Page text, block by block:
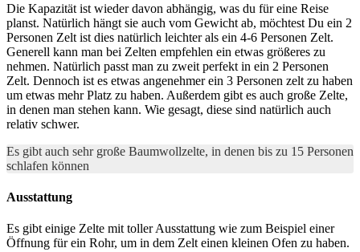
Die Kapazität ist wieder davon abhängig, was du für eine Reise
planst. Natürlich hängt sie auch vom Gewicht ab, möchtest Du ein 2
Personen Zelt ist dies natürlich leichter als ein 4-6 Personen Zelt.
Generell kann man bei Zelten empfehlen ein etwas größeres zu
nehmen. Natürlich passt man zu zweit perfekt in ein 2 Personen
Zelt. Dennoch ist es etwas angenehmer ein 3 Personen zelt zu haben
um etwas mehr Platz zu haben. Außerdem gibt es auch große Zelte,
in denen man stehen kann. Wie gesagt, diese sind natürlich auch
relativ schwer.
Es gibt auch sehr große Baumwollzelte, in denen bis zu 15 Personen
schlafen können
Ausstattung
Es gibt einige Zelte mit toller Ausstattung wie zum Beispiel einer
Öffnung für ein Rohr, um in dem Zelt einen kleinen Ofen zu haben.